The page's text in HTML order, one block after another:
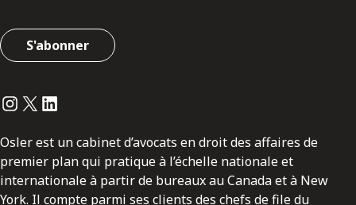
S'abonner
Instagram
Twitter
LinkedIn
Osler est un cabinet d’avocats en droit des affaires de
premier plan qui pratique à l’échelle nationale et
internationale à partir de bureaux au Canada et à New
York. Il compte parmi ses clients des chefs de file du